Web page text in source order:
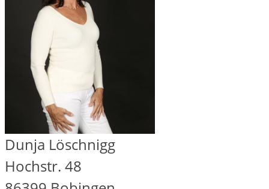
Dunja Löschnigg
Hochstr. 48